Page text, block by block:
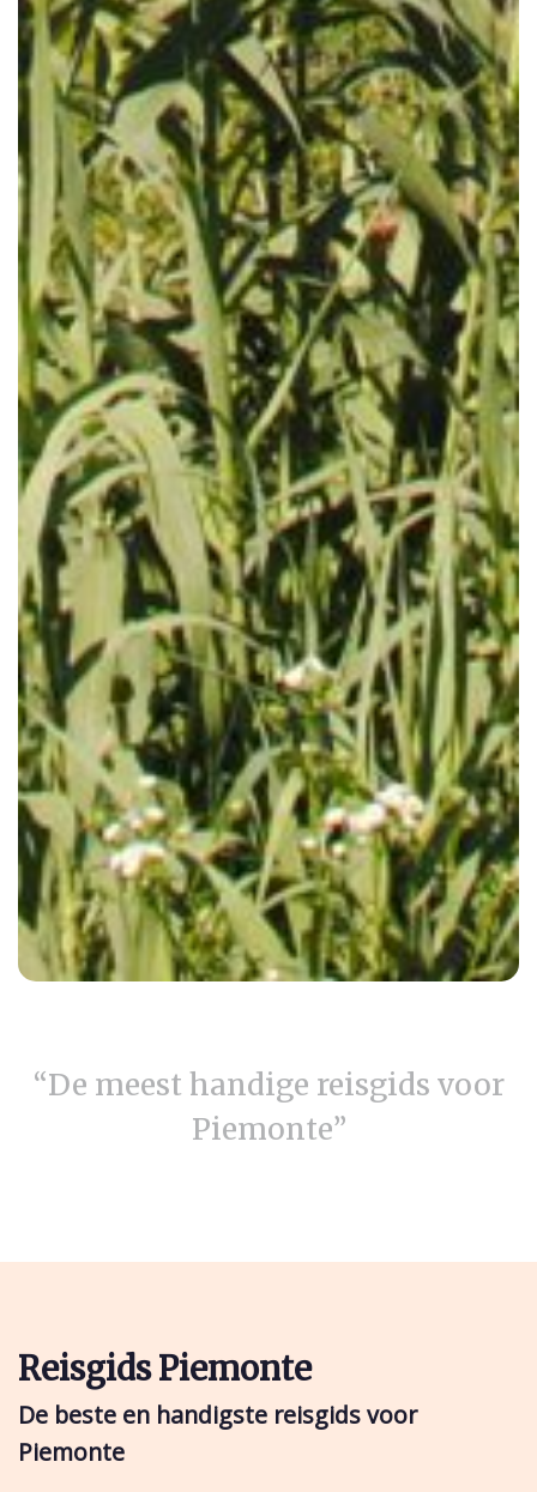
“De meest handige reisgids voor
Piemonte”
Reisgids Piemonte
De beste en handigste reisgids voor
Piemonte